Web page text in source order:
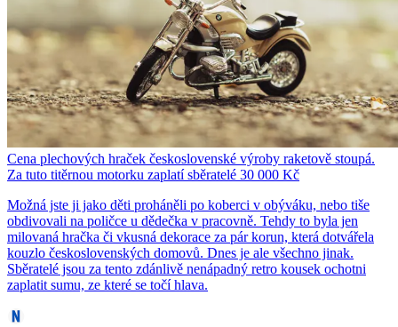
Cena plechových hraček československé výroby raketově stoupá.
Za tuto titěrnou motorku zaplatí sběratelé 30 000 Kč
Možná jste ji jako děti proháněli po koberci v obýváku, nebo tiše
obdivovali na poličce u dědečka v pracovně. Tehdy to byla jen
milovaná hračka či vkusná dekorace za pár korun, která dotvářela
kouzlo československých domovů. Dnes je ale všechno jinak.
Sběratelé jsou za tento zdánlivě nenápadný retro kousek ochotni
zaplatit sumu, ze které se točí hlava.